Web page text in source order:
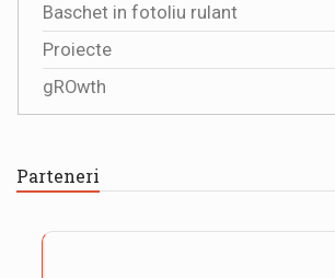
Baschet in fotoliu rulant
Proiecte
gROwth
Parteneri